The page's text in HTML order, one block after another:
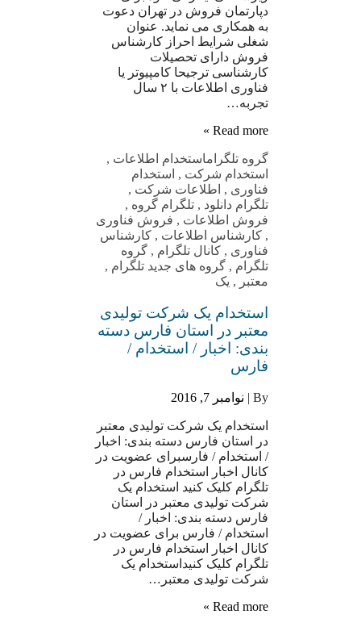
دپارتمان فروش در تهران دعوت
به همکاری می نماید. عنوان
شغلی شرایط احراز کارشناس
فروش دارای تحصیلات
کارشناسی ترجیحا کامپیوتر یا
فناوری اطلاعات با ۲ سال
تجربه…
Read more »
گروه تلگراماستخدام اطلاعات ,
استخدام شرکت , استخدام
فناوری , اطلاعات شرکت ,
تلگرام دانلود , تلگرام گروه ,
فروش اطلاعات , فروش فناوری
, کارشناس اطلاعات , کارشناس
فناوری , کانال تلگرام , گروه
تلگرام , گروه های جدید تلگرام ,
معتبر , یک
استخدام یک شرکت تولیدی
معتبر در استان فارس دسته
بندی: اخبار / استخدام /
فارس
By | نوامبر 7, 2016
استخدام یک شرکت تولیدی معتبر
در استان فارس دسته بندی: اخبار
/ استخدام / فارسبرای عضویت در
کانال اخبار استخدام فارس در
تلگرام کلیک کنید استخدام یک
شرکت تولیدی معتبر در استان
فارس دسته بندی: اخبار /
استخدام / فارس برای عضویت در
کانال اخبار استخدام فارس در
تلگرام کلیک کنیداستخدام یک
شرکت تولیدی معتبر…
Read more »